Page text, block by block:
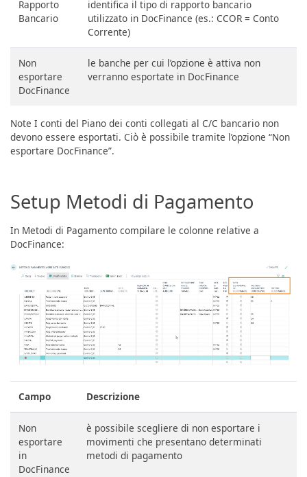
Rapporto
Bancario
identifica il tipo di rapporto bancario
utilizzato in DocFinance (es.: CCOR = Conto
Corrente)
Non
esportare
DocFinance
le banche per cui l’opzione è attiva non
verranno esportate in DocFinance
Note I conti del Piano dei conti collegati al C/C bancario non
devono essere esportati. Ciò è possibile tramite l’opzione “Non
esportare DocFinance”.
Setup Metodi di Pagamento
In Metodi di Pagamento compilare le colonne relative a
DocFinance:
Campo Descrizione
Non
esportare
in
DocFinance
è possibile scegliere di non esportare i
movimenti che presentano determinati
metodi di pagamento